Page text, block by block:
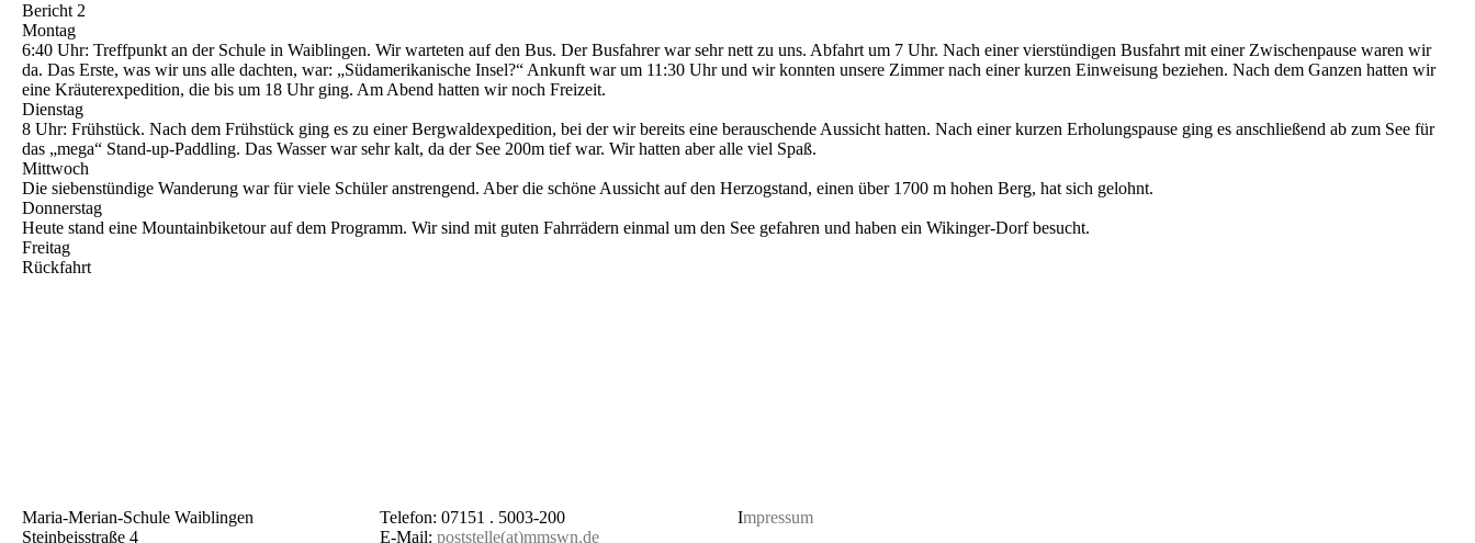
Bericht 2
Montag
6:40 Uhr: Treff­punkt an der Schule in Waiblin­gen. Wir warte­ten auf den Bus. Der Busfah­rer war sehr nett zu uns. Abfahrt um 7 Uhr. Nach einer vierstün­di­gen Busfahrt mit einer Zwischen­pau­se waren wir
da. Das Erste, was wir uns alle dachten, war: „Südame­ri­ka­ni­sche Insel?“ Ankunft war um 11:30 Uhr und wir konnten unsere Zimmer nach einer kurzen Einwei­sung bezie­hen. Nach dem Ganzen hatten wir
eine Kräuter­ex­pe­di­ti­on, die bis um 18 Uhr ging. Am Abend hatten wir noch Freizeit.
Dienstag
8 Uhr: Frühstück. Nach dem Frühstück ging es zu einer Bergwald­ex­pe­di­ti­on, bei der wir bereits eine berau­schen­de Aussicht hatten. Nach einer kurzen Erholungs­pau­se ging es anschlie­ßend ab zum See für
das „mega“ Stand-up-Paddling. Das Wasser war sehr kalt, da der See 200m tief war. Wir hatten aber alle viel Spaß.
Mittwoch
Die sieben­stün­di­ge Wande­rung war für viele Schüler anstren­gend. Aber die schöne Aussicht auf den Herzog­stand, einen über 1700 m hohen Berg, hat sich gelohnt.
Donnerstag
Heute stand eine Mountain­bi­ketour auf dem Programm. Wir sind mit guten Fahrrä­dern einmal um den See gefah­ren und haben ein Wikin­ger-Dorf besucht.
Freitag
Rückfahrt
Maria-Merian-Schule Waiblingen
Steinbeisstraße 4
Telefon: 07151 . 5003-200
E-Mail: poststelle(at)mmswn.de
Impressum